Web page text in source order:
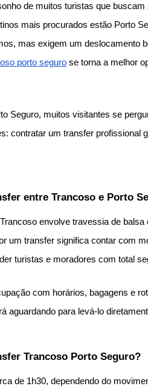
de muitos turistas que
mais procurados estão Porto
mas exigem um deslocamento
porto seguro se torna a melhor
Seguro, muitos visitantes se
contratar um transfer profissional
entre Trancoso e Porto
envolve travessia de
um transfer significa contar com
turistas e moradores com total
com horários, bagagens e
aguardando para levá-lo
Trancoso Porto Seguro?
de 1h30, dependendo do